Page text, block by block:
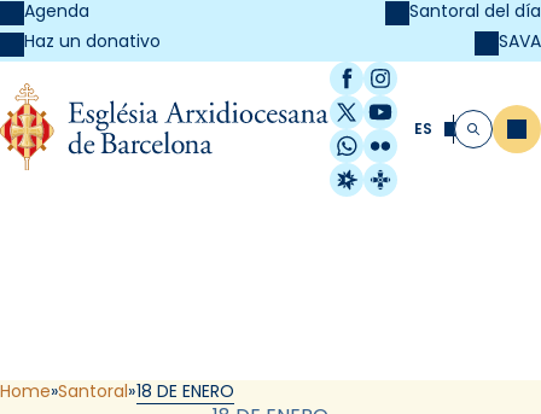
Agenda
Haz un donativo
Santoral del día
SAVA
Facebook
Instagram
X / Twitter
YouTube
WhatsApp
Flickr
Radio Estel
Catalunya
ES Buscar
Home Santoral 18 DE ENERO